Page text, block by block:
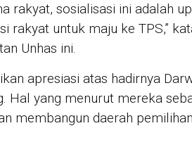
rakyat, sosialisasi ini adalah
rakyat untuk maju ke TPS,”
Unhas ini.
apresiasi atas hadirnya
Hal yang menurut mereka
membangun daerah